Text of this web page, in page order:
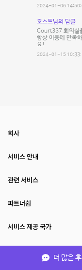
2024-01-06
호스트님의 답글
Court337 회의실
항상 이용에 만족
요!
2024-01-15
더 많은
회사
서비스 안내
관련 서비스
파트너쉽
서비스 제공 국가
(주)NSPACE 사업자정보